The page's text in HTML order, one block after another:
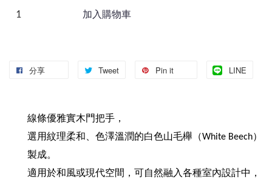
加入購物車
分享 Tweet Pin it LINE
線條優雅實木門把手，
選用紋理柔和、色澤溫潤的白色山毛櫸（White Beech）
製成。
適用於和風或現代空間，可自然融入各種室內設計中，